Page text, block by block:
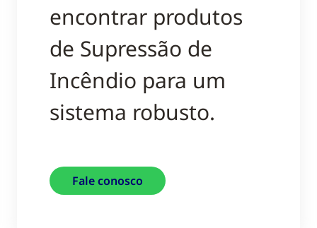
encontrar produtos
de Supressão de
Incêndio para um
sistema robusto.
Fale conosco